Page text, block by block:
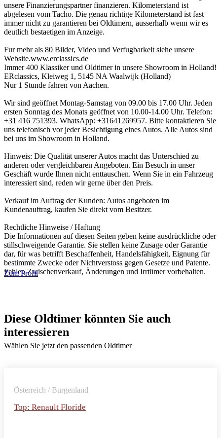
unsere Finanzierungspartner finanzieren. Kilometerstand ist
abgelesen vom Tacho. Die genau richtige Kilometerstand ist fast
immer nicht zu garantieren bei Oldtimern, ausserhalb wenn wir es
deutlich bestaetigen im Anzeige.
Fur mehr als 80 Bilder, Video und Verfugbarkeit siehe unsere
Website.www.erclassics.de
Immer 400 Klassiker und Oldtimer in unsere Showroom in Holland!
ERclassics, Kleiweg 1, 5145 NA Waalwijk (Holland)
Nur 1 Stunde fahren von Aachen.
Wir sind geöffnet Montag-Samstag von 09.00 bis 17.00 Uhr. Jeden
ersten Sonntag des Monats geöffnet von 10.00-14.00 Uhr. Telefon:
+31 416 751393. WhatsApp: +31641269957. Bitte kontaktieren Sie
uns telefonisch vor jeder Besichtigung eines Autos. Alle Autos sind
bei uns im Showroom in Holland.
Hinweis: Die Qualität unserer Autos macht das Unterschied zu
anderen oder vergleichbaren Angeboten. Ein Besuch in unser
Geschäft wurde Ihnen nicht enttauschen. Wenn Sie in ein Fahrzeug
interessiert sind, reden wir gerne über den Preis.
Verkauf im Auftrag der Kunden: Autos angeboten im
Kundenauftrag, kaufen Sie direkt vom Besitzer.
Rechtliche Hinweise / Haftung
Die Informationen auf diesen Seiten geben keine ausdrückliche oder
stillschweigende Garantie. Sie stellen keine Zusage oder Garantie
dar, für was betrifft Beschaffenheit, Handelsfähigkeit, Eignung für
bestimmte Zwecke oder Nichtverstoss gegen Gesetze und Patente.
Fehler, Zwischenverkauf, Änderungen und Irrtümer vorbehalten.
Zum Profil
Diese Oldtimer könnten Sie auch
interessieren
Wählen Sie jetzt den passenden Oldtimer
Österreich / Burgenland
Top: Renault Floride